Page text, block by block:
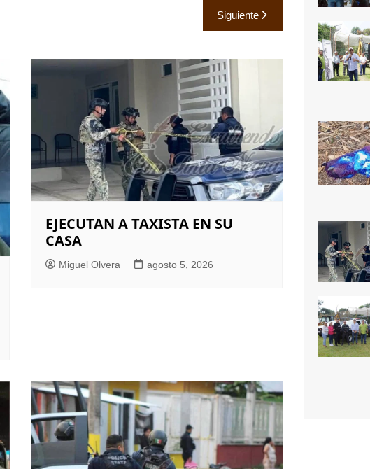
Siguiente
EJECUTAN A TAXISTA EN SU
CASA
Miguel Olvera agosto 5, 2026